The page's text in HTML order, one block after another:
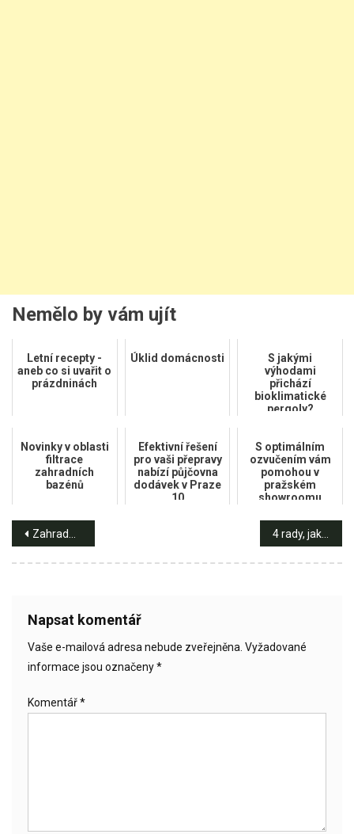
Nemělo by vám ujít
Letní recepty -
aneb co si uvařit o
prázdninách
Úklid domácnosti
S jakými
výhodami
přichází
bioklimatické
pergoly?
Novinky v oblasti
filtrace
zahradních
bazénů
Efektivní řešení
pro vaši přepravy
nabízí půjčovna
dodávek v Praze
10
S optimálním
ozvučením vám
pomohou v
pražském
showroomu
Navigace
Zahradničení jako forma odpočinku 4 rady, jak připravit zahradní jezírko na zimu
Napsat komentář
Vaše e-mailová adresa nebude zveřejněna. Vyžadované
informace jsou označeny*
Komentář*